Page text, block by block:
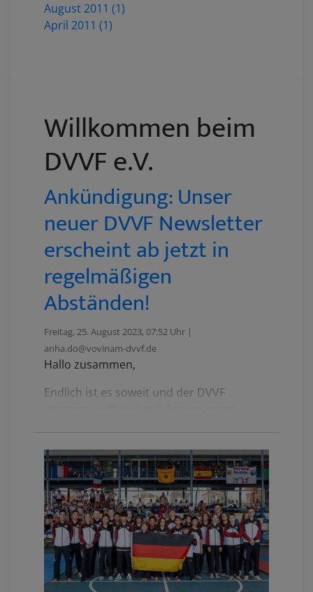
August 2011 (1)
April 2011 (1)
Willkommen beim
DVVF e.V.
Ankündigung: Unser
neuer DVVF Newsletter
erscheint ab jetzt in
regelmäßigen
Abständen!
Freitag, 25. August 2023, 07:52 Uhr |
anha.do@vovinam-dvvf.de
Hallo zusammen,
Endlich ist es soweit und der DVVF
Diesen ersten Newsletter wollen wir
nutzen, um unseren Verband vorzustellen
sowie vergangene und bevorstehende
Termine hervorzuheben.
Ab jetzt erhaltet ihr in regelmäßigen
Abständen interessante Einblicke in
unsere Vereine, erhascht einen Blick